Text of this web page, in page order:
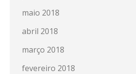
maio 2018
abril 2018
março 2018
fevereiro 2018